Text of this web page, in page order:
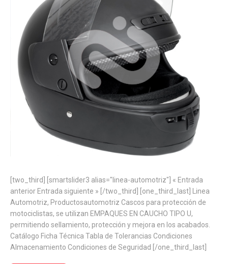
[two_third] [smartslider3 alias="linea-automotriz"] « Entrada
anterior Entrada siguiente » [/two_third] [one_third_last] Linea
Automotriz, Productosautomotriz Cascos para protección de
motociclistas, se utilizan EMPAQUES EN CAUCHO TIPO U,
permitiendo sellamiento, protección y mejora en los acabados.
Catálogo Ficha Técnica Tabla de Tolerancias Condiciones
Almacenamiento Condiciones de Seguridad [/one_third_last]